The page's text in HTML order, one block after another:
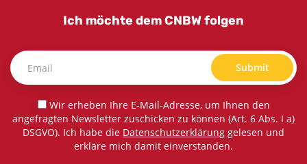
Ich möchte dem CNBW folgen
Submit
Wir erheben Ihre E-Mail-Adresse, um Ihnen den
angefragten Newsletter zuschicken zu können (Art. 6 Abs. I a)
DSGVO). Ich habe die Datenschutzerklärung gelesen und
erkläre mich damit einverstanden.